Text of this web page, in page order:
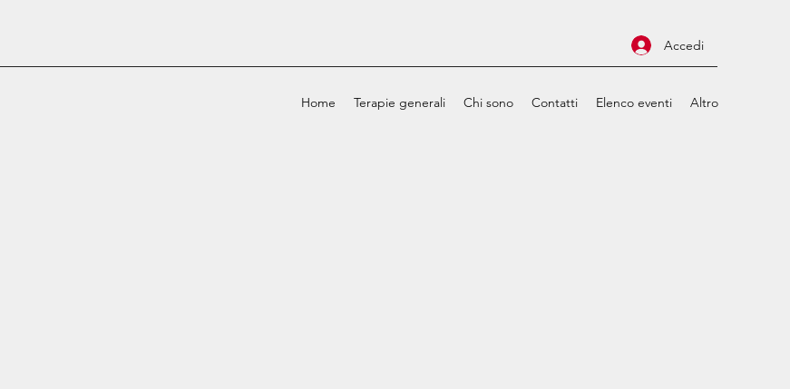
Accedi
Home Terapie generali Chi sono Contatti Elenco eventi Altro